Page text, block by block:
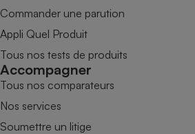
Commander une parution
Appli Quel Produit
Tous nos tests de produits
Accompagner
Tous nos comparateurs
Nos services
Soumettre un litige